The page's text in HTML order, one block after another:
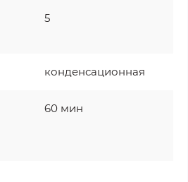
5
конденсационная
60 мин